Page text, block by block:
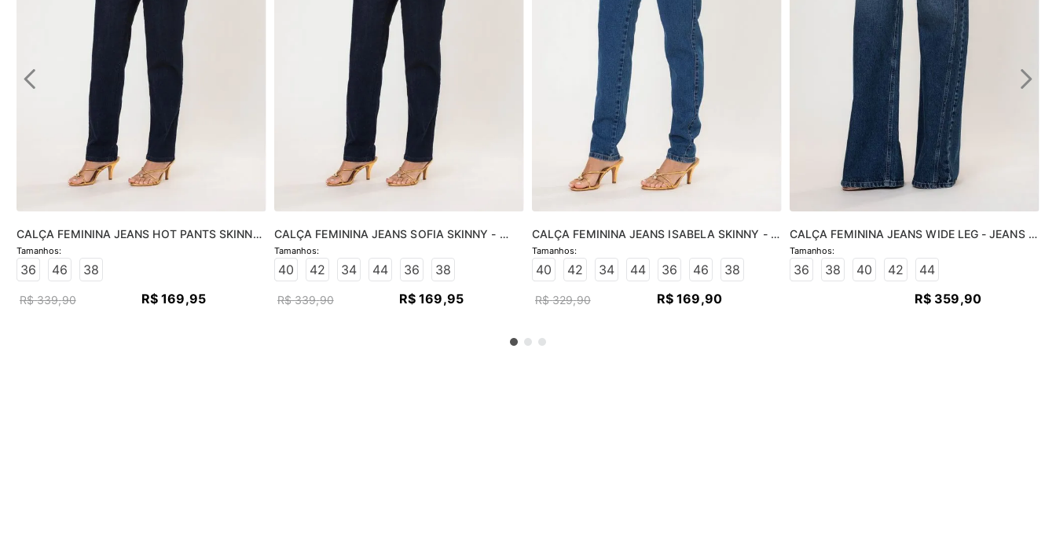
CALÇA FEMININA JEANS HOT PANTS SKINNY
- JEANS ESCURO
36 46 38
R$ 339,90 R$ 169,95
CALÇA FEMININA JEANS SOFIA SKINNY -
JEANS ESCURO
40 42 34 44 36 38
R$ 339,90 R$ 169,95
CALÇA FEMININA JEANS ISABELA SKINNY -
JEANS MÉDIO
40 42 34 44 36 46 38
R$ 329,90 R$ 169,90
CALÇA FEMININA JEANS WIDE LEG - JEANS
MÉDIO
36 38 40 42
44
R$ 359,90